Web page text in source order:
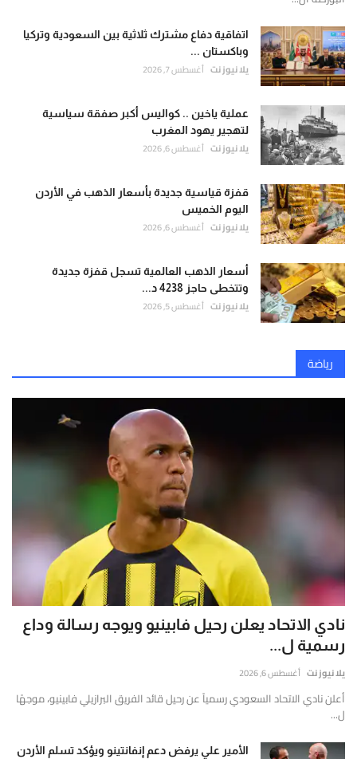
اتفاقية دفاع مشترك ثلاثية بين السعودية وتركيا
وباكستان ...
يلا نيوز نت أغسطس 7, 2026
عملية ياخين .. كواليس أكبر صفقة سياسية
لتهجير يهود المغرب
يلا نيوز نت أغسطس 6, 2026
قفزة قياسية جديدة بأسعار الذهب في الأردن
اليوم الخميس
يلا نيوز نت أغسطس 6, 2026
أسعار الذهب العالمية تسجل قفزة جديدة
وتتخطى حاجز 4238 د...
يلا نيوز نت أغسطس 5, 2026
رياضة
نادي الاتحاد يعلن رحيل فابينيو ويوجه رسالة وداع
رسمية ل...
يلا نيوز نت أغسطس 6, 2026
أعلن نادي الاتحاد السعودي رسمياً عن رحيل قائد الفريق البرازيلي فابينيو، موجهًا
ل...
الأمير علي يرفض دعم إنفانتينو ويؤكد تسلم الأردن